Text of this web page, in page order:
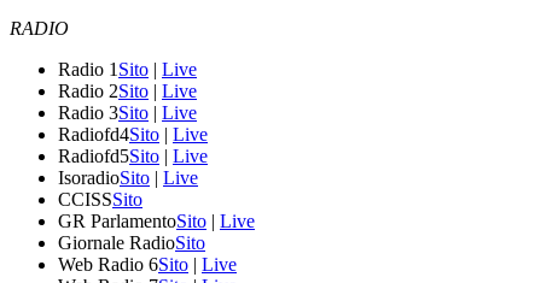
RADIO
Radio 1 Sito | Live
Radio 2Sito | Live
Radio 3Sito | Live
Radiofd4Sito | Live
Radiofd5Sito | Live
IsoradioSito | Live
CCISSSito
GR ParlamentoSito | Live
Giornale RadioSito
Web Radio 6Sito | Live